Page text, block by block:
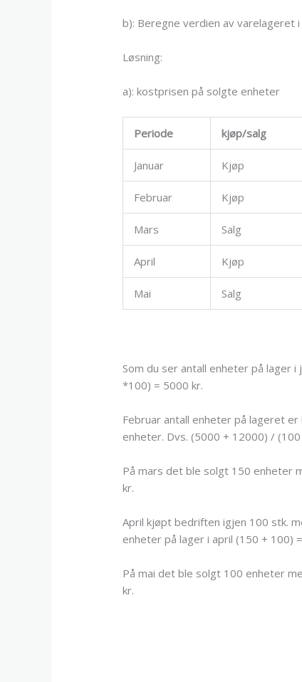
b): Beregne verdien av varelageret
Løsning:
a): kostprisen på solgte enheter
Periode kjøp/salg
Januar Kjøp
Februar Kjøp
Mars Salg
April Kjøp
Mai Salg
Som du ser antall enheter på lager
*100) = 5000 kr.
Februar antall enheter på lageret
enheter. Dvs. (5000 + 12000) /
På mars det ble solgt 150 enheter
kr.
April kjøpt bedriften igjen 100 stk.
enheter på lager i april (150 + 100)
På mai det ble solgt 100 enheter
kr.